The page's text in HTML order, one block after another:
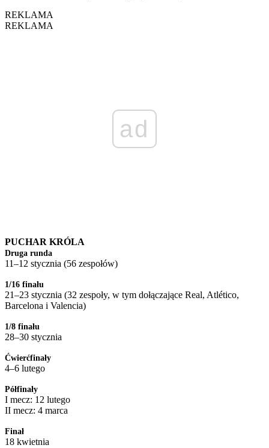
REKLAMA
REKLAMA
ad
PUCHAR KRÓLA
Druga runda
11–12 stycznia (56 zespołów)
1/16 finału
21–23 stycznia (32 zespoły, w tym dołączające Real, Atlético,
Barcelona i Valencia)
1/8 finału
28–30 stycznia
Ćwierćfinały
4–6 lutego
Półfinały
I mecz: 12 lutego
II mecz: 4 marca
Finał
18 kwietnia